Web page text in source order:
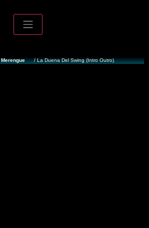
Merengue / La Duena Del Swing (Intro Outro)